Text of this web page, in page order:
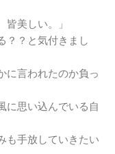
美しい。」
？と気付きまし
に言われたのか負っ
に思い込んでいる自
も手放していきたい